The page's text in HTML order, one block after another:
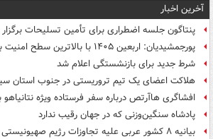
آخرین اخبار
پنتاگون جلسه اضطراری برای تأمین تسلیحات
پورجمشیدیان: اربعین ۱۴۰۵ با بالاترین سطح امنیت برگزار شد
شرط جدید برای بازنشستگی اعلام شد
هلاکت اعضای یک تیم تروریستی در جنوب استان
افشاگری هاآرتص درباره سفر فرستاده ویژه نتانیاهو
پادشاه سنگین‌وزنی که در جهان رقیب ندارد
بیانیه ۸ کشور عربی علیه تجاوزات رژیم صهیونیستی در غزه